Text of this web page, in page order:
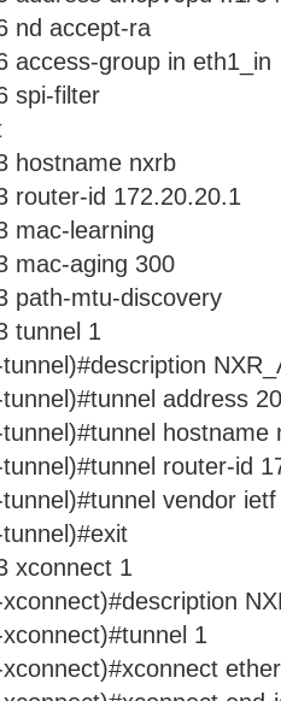
nd accept-ra
access-group in eth1_in
spi-filter
hostname nxrb
router-id 172.20.20.1
mac-learning
mac-aging 300
path-mtu-discovery
tunnel 1
address
hostname
router-id
vendor ietf
xconnect 1
1